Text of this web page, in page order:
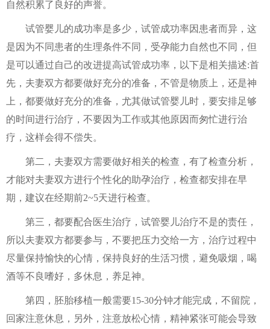
自然积累了良好的声誉。
试管婴儿的成功率是多少，试管成功率因患者而异，这
是因为不同患者的生理条件不同，受孕能力自然也不同，但
是可以通过自己的改进提高试管成功率，以下是相关描述:首
先，夫妻双方都要做好充分的准备，不管是物质上，还是神
上，都要做好充分的准备，尤其做试管婴儿时，要安排足够
的时间进行治疗，不要因为工作或其他原因而匆忙进行治
疗，这样会得不偿失。
第二，夫妻双方需要做好相关的检查，有了检查分析，
才能对夫妻双方进行个性化的助孕治疗，检查都安排在早
期，建议在经期前2~5天进行检查。
第三，都要配合医生治疗，试管婴儿治疗不是的责任，
所以夫妻双方都要参与，不要把压力交给一方，治疗过程中
尽量保持愉快的心情，保持良好的生活习惯，避免吸烟，喝
酒等不良嗜好，多休息，养足神。
第四，胚胎移植一般需要15-30分钟才能完成，不留院，
回家注意休息，另外，注意放松心情，精神紧张可能会导致